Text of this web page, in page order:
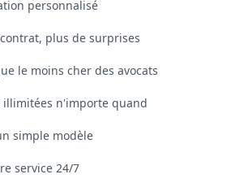
personnalisé
plus de surprises
le moins cher des avocats
illimitées n'importe quand
simple modèle
service 24/7